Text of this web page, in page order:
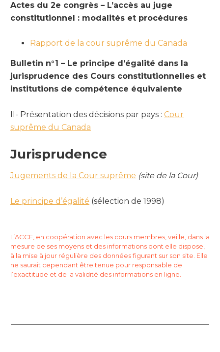
Actes du 2e congrès – L’accès au juge
constitutionnel : modalités et procédures
Rapport de la cour suprême du Canada
Bulletin n°1 – Le principe d’égalité dans la
jurisprudence des Cours constitutionnelles et
institutions de compétence équivalente
II- Présentation des décisions par pays : Cour
suprême du Canada
Jurisprudence
Jugements de la Cour suprême (site de la Cour)
Le principe d’égalité (sélection de 1998)
L’ACCF, en coopération avec les cours membres, veille, dans la
mesure de ses moyens et des informations dont elle dispose,
à la mise à jour régulière des données figurant sur son site. Elle
ne saurait cependant être tenue pour responsable de
l’exactitude et de la validité des informations en ligne.